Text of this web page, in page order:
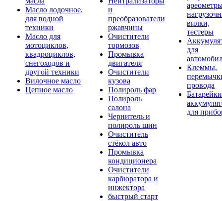
Масло лодочное,
для водной
техники
Масло для
мотоциклов,
квадроциклов,
снегоходов и
другой техники
Вилочное масло
Цепное масло
и
преобразователи
ржавчины
Очистители
тормозов
Промывка
двигателя
Очистители
кузова
Полироль фар
Полироль
салона
Чернитель и
полироль шин
Очиститель
стёкол авто
Промывка
кондиционера
Очистители
карбюратора и
инжектора
быстрый старт
вилки,
тестеры
для
Клеммы,
провода
для